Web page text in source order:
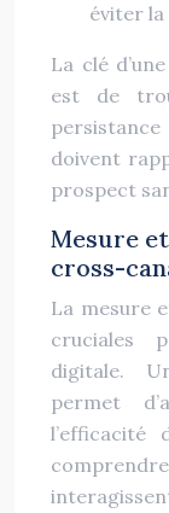
éviter
La clé
est de
doivent
prospect
Mesure
cross-
La mesure
cruciales
digitale.
permet